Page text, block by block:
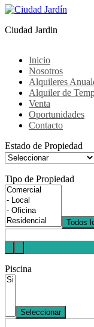
Ciudad Jardin
Inicio
Nosotros
Alquileres
Alquiler de
Venta
Oportunidades
Contacto
Estado de Propiedad
Tipo de Propiedad
Todos
Piscina
Seleccionar